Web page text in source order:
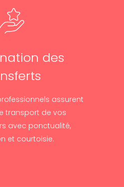
des
assurent
transport de vos
avec ponctualité,
et courtoisie.